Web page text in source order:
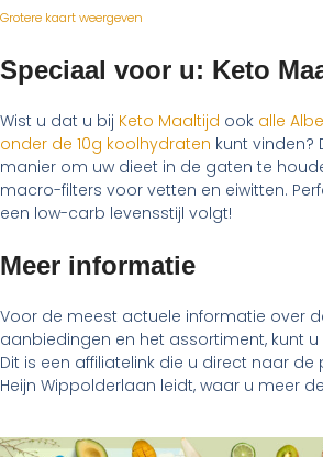
Grotere kaart weergeven
Speciaal voor u: Keto
Wist u dat u bij Keto Maaltijd ook alle
onder de 10g koolhydraten kunt vinden?
manier om uw dieet in de gaten te
macro-filters voor vetten en eiwitten.
een low-carb levensstijl volgt!
Meer informatie
Voor de meest actuele informatie over
aanbiedingen en het assortiment, kunt u
Dit is een affiliatelink die u direct naar
Heijn Wippolderlaan leidt, waar u meer